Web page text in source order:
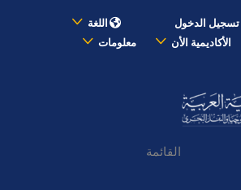
تسجيل الدخول
اللغة
الأكاديمية الأن معلومات
القائمة